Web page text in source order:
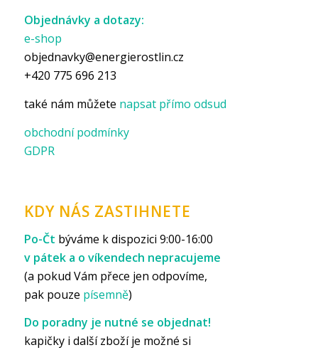
Objednávky a dotazy:
e-shop
objednavky@energierostlin.cz
+420 775 696 213
také nám můžete napsat přímo odsud
obchodní podmínky
GDPR
KDY NÁS ZASTIHNETE
Po-Čt býváme k dispozici 9:00-16:00
v pátek a o víkendech nepracujeme
(a pokud Vám přece jen odpovíme,
pak pouze písemně)
Do poradny je nutné se objednat!
kapičky i další zboží je možné si